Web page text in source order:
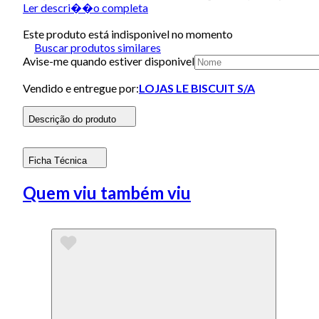
Ler descri��o completa
Este produto está indisponivel no momento
Buscar produtos similares
Avise-me quando estiver disponivel
Vendido e entregue por:LOJAS LE BISCUIT S/A
Descrição do produto
Ficha Técnica
Quem viu também viu